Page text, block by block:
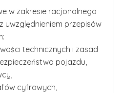
w zakresie racjonalnego
uwzględnieniem przepisów
technicznych i zasad
pojazdu,
cyfrowych,